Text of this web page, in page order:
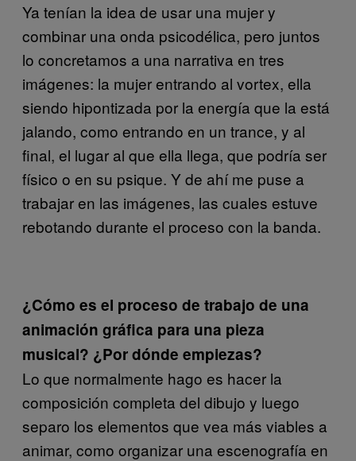
Ya tenían la idea de usar una mujer y
combinar una onda psicodélica, pero juntos
lo concretamos a una narrativa en tres
imágenes: la mujer entrando al vortex, ella
siendo hipontizada por la energía que la está
jalando, como entrando en un trance, y al
final, el lugar al que ella llega, que podría ser
físico o en su psique. Y de ahí me puse a
trabajar en las imágenes, las cuales estuve
rebotando durante el proceso con la banda.
¿Cómo es el proceso de trabajo de una
animación gráfica para una pieza
musical? ¿Por dónde empiezas?
Lo que normalmente hago es hacer la
composición completa del dibujo y luego
separo los elementos que vea más viables a
animar, como organizar una escenografía en